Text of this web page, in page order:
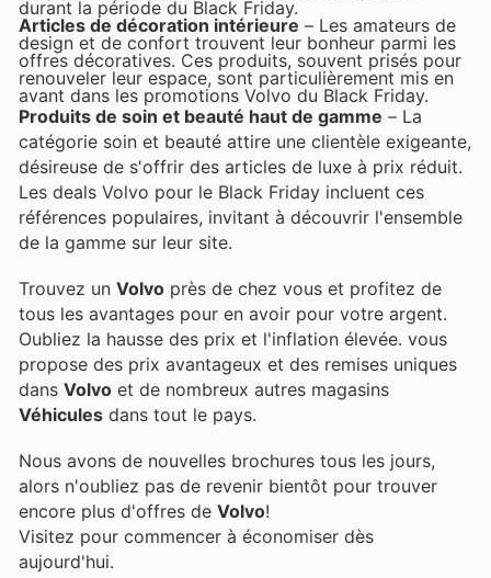
durant la période du Black Friday.
Articles de décoration intérieure – Les amateurs de
design et de confort trouvent leur bonheur parmi les
offres décoratives. Ces produits, souvent prisés pour
renouveler leur espace, sont particulièrement mis en
avant dans les promotions Volvo du Black Friday.
Produits de soin et beauté haut de gamme – La
catégorie soin et beauté attire une clientèle exigeante,
désireuse de s'offrir des articles de luxe à prix réduit.
Les deals Volvo pour le Black Friday incluent ces
références populaires, invitant à découvrir l'ensemble
de la gamme sur leur site.
Trouvez un Volvo près de chez vous et profitez de
tous les avantages pour en avoir pour votre argent.
Oubliez la hausse des prix et l'inflation élevée. vous
propose des prix avantageux et des remises uniques
dans Volvo et de nombreux autres magasins
Véhicules dans tout le pays.
Nous avons de nouvelles brochures tous les jours,
alors n'oubliez pas de revenir bientôt pour trouver
encore plus d'offres de Volvo!
Visitez pour commencer à économiser dès
aujourd'hui.